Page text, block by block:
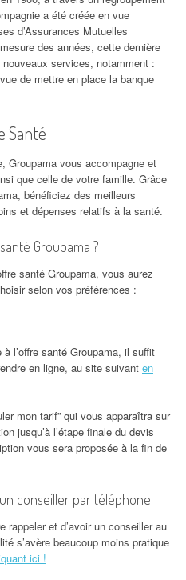
a été créée en vue
d’Assurances Mutuelles
des années, cette dernière
services, notamment :
de mettre en place la banque
Santé
Groupama vous accompagne et
que celle de votre famille. Grâce
bénéficiez des meilleurs
et dépenses relatifs à la santé.
Groupama ?
santé Groupama, vous aurez
selon vos préférences :
l’offre santé Groupama, il suffit
en ligne, au site suivant en
mon tarif” qui vous apparaîtra sur
jusqu’à l’étape finale du devis
vous sera proposée à la fin de
conseiller par téléphone
rappeler et d’avoir un conseiller au
s’avère beaucoup moins pratique
ici !